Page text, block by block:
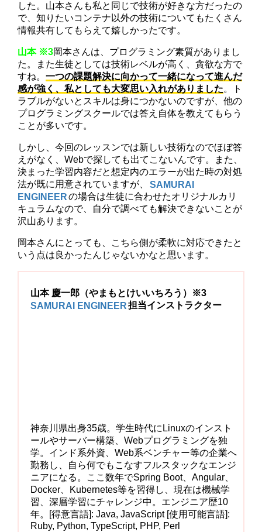
した。山本さんも私と同じで技術が好きな方だったの
で、知りたいコンテナ以外の技術についてもたくさん
情報共有してもらえて嬉しかったです。
山本 ※3岡本さんは、プログラミング素質がありまし
た。また生徒としては技術レベルが高く、貪欲な方で
すね。一つの課題解決に向かって一緒になって進んだ
感が強く、私としても大変思い入れがありました。ト
ラブルがないとスキルは身につかないのですが、他の
プログラミングスクールでは答え自体を教えてもらう
ことが多いです。
しかし、今回のレッスンでは新しい技術なのでほぼ答
えがなく、Webで探しても出てこないんです。また、
決まった学習内容だと想定内のエラーが出た時の対処
法が既に用意されていますが、 SAMURAI
ENGINEERの場合は生徒に合わせたオリジナルカリ
キュラムなので、自分で調べても解決できないことが
沢山あります。
岡本さんにとっても、こちら側が柔軟に対応できたと
いう点は良かったんじゃないかなと思います。
山本 慶一郎（やまもとけいいちろう）※3
SAMURAI ENGINEER担当インストラクター
神奈川県出身35歳。学生時代にLinuxのインスト
ールやサーバー構築、Webプログラミングを独
学。インド系外資、Web系ベンチャー等の企業へ
勤務し、自ら何でもこなすフルスタックなエンジ
ニアになる。ここ数年でSpring Boot、Angular、
Docker、Kubernetes等を習得し、現在は機械学
習、深層学習にチャレンジ中。エンジニア歴10
年。[得意言語]: Java, JavaScript [使用可能言語]:
Ruby, Python, TypeScript, PHP, Perl